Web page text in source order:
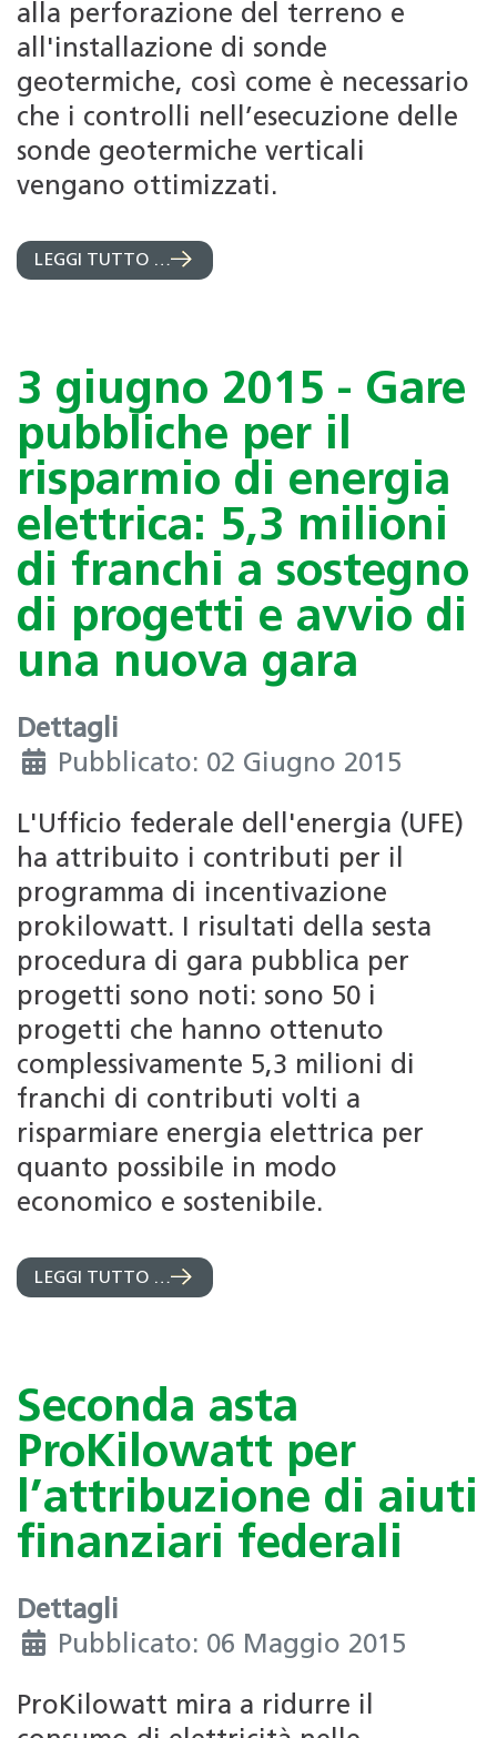
alla perforazione del terreno e
all'installazione di sonde
geotermiche, così come è necessario
che i controlli nell’esecuzione delle
sonde geotermiche verticali
vengano ottimizzati.
LEGGI TUTTO …
3 giugno 2015 - Gare
pubbliche per il
risparmio di energia
elettrica: 5,3 milioni
di franchi a sostegno
di progetti e avvio di
una nuova gara
Dettagli
Pubblicato: 02 Giugno 2015
L'Ufficio federale dell'energia (UFE)
ha attribuito i contributi per il
programma di incentivazione
prokilowatt. I risultati della sesta
procedura di gara pubblica per
progetti sono noti: sono 50 i
progetti che hanno ottenuto
complessivamente 5,3 milioni di
franchi di contributi volti a
risparmiare energia elettrica per
quanto possibile in modo
economico e sostenibile.
LEGGI TUTTO …
Seconda asta
ProKilowatt per
l’attribuzione di aiuti
finanziari federali
Dettagli
Pubblicato: 06 Maggio 2015
ProKilowatt mira a ridurre il